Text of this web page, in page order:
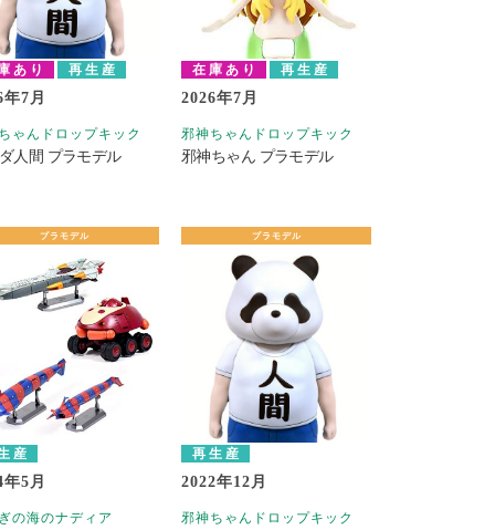
あり 再生産
7月
ゃんドロップキック
人間 プラモデル
在庫あり 再生産
2026年7月
邪神ちゃんドロップキック
邪神ちゃん プラモデル
プラモデル
産
5月
の海のナディア
プラモデル
再生産
2022年12月
邪神ちゃんドロップキック